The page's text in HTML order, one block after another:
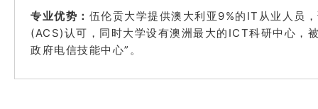
专业优势： 伍伦贡大学提供澳大利亚9%的IT从业人员
(ACS)认可，同时大学设有澳洲最大的ICT科研中心，
政府电信技能中心”。